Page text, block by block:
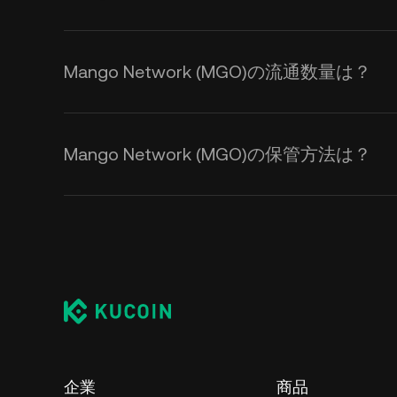
Mango Network (MGO)の流通数量は？
Mango Network (MGO)の保管方法は？
企業 商品